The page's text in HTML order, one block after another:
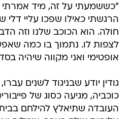
"כששמעתי על זה, מיד
הרגשתי כאילו שפכו עליי
חולה. הוא הכוכב שלנו וזה
לצפות לו. נתמוך בו כמה
אופטימי ואני מקווה שיהיה
גודין יודע שבניגוד לשנים
כוכביה, מגיעה כסוג של
העובדה שתיאלץ להילחם